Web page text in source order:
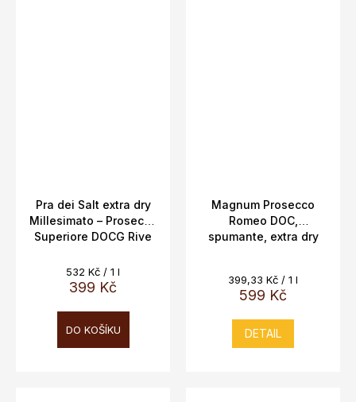
Pra dei Salt extra dry
Millesimato – Prosecco
Superiore DOCG Rive
Bernardi Pietro Figl
399 Kč
Měrná
cena:
532 Kč / 1 l
DO KOŠÍKU
Magnum Prosecco
Romeo DOC,
spumante, extra dry
599 Kč
Měrná
cena:
399,33 Kč / 1 l
DETAIL